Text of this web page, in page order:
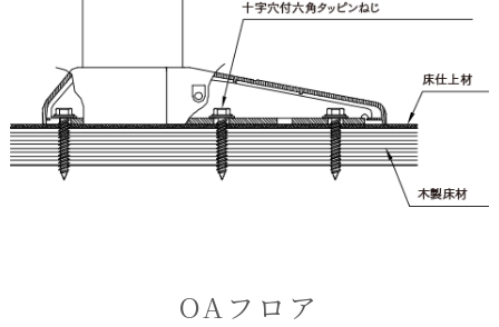
OAフロア